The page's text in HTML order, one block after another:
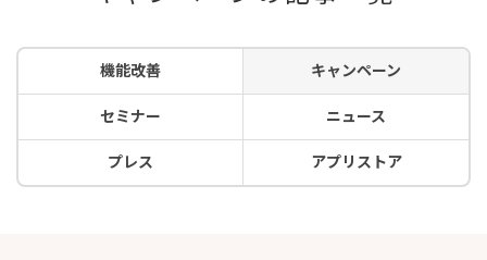
機能改善 キャンペーン
セミナー ニュース
プレス アプリストア